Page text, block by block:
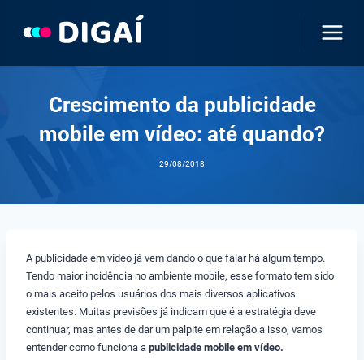
Crescimento da publicidade
mobile em vídeo: até quando?
29/08/2018
A publicidade em vídeo já vem dando o que falar há algum tempo.
Tendo maior incidência no ambiente mobile, esse formato tem sido
o mais aceito pelos usuários dos mais diversos aplicativos
existentes. Muitas previsões já indicam que é a estratégia deve
continuar, mas antes de dar um palpite em relação a isso, vamos
entender como funciona a publicidade mobile em vídeo.